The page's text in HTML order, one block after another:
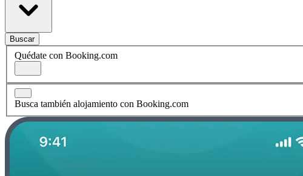
Buscar
Quédate con Booking.com
Busca también alojamiento con Booking.com